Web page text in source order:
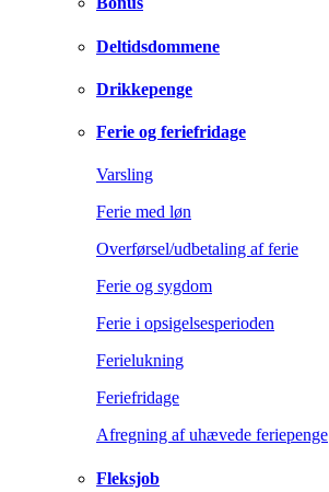
Deltidsdommene
Drikkepenge
Ferie og feriefridage
Varsling
Ferie med løn
Overførsel/udbetaling af ferie
Ferie og sygdom
Ferie i opsigelsesperioden
Ferielukning
Feriefridage
Afregning af uhævede feriepenge
Fleksjob